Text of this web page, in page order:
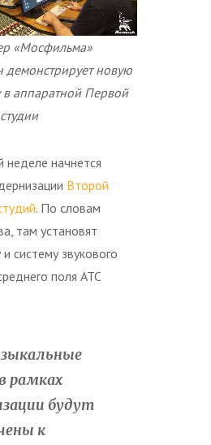
«Мосфильма»
демонстрирует новую
в аппаратной Первой
начнется
Второй
. По словам
там установят
систему звукового
поля ATC
рамках
будут
к